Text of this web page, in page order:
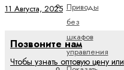
Приводы
без
шкафов
управления
11 Августа, 2025
Позвоните нам
Чтобы узнать оптовую цену или